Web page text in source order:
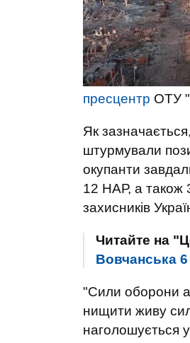
пресцентр ОТУ
Як
штурмували
окупанти
12 НАР, а також
захисників
Читайте на
Вовчанська 6
"Сили оборони
нищити живу
наголошується